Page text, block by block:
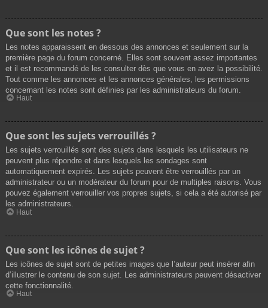
Que sont les notes ?
Les notes apparaissent en dessous des annonces et seulement sur la
première page du forum concerné. Elles sont souvent assez importantes
et il est recommandé de les consulter dès que vous en avez la possibilité.
Tout comme les annonces et les annonces générales, les permissions
concernant les notes sont définies par les administrateurs du forum.
Haut
Que sont les sujets verrouillés ?
Les sujets verrouillés sont des sujets dans lesquels les utilisateurs ne
peuvent plus répondre et dans lesquels les sondages sont
automatiquement expirés. Les sujets peuvent être verrouillés par un
administrateur ou un modérateur du forum pour de multiples raisons. Vous
pouvez également verrouiller vos propres sujets, si cela a été autorisé par
les administrateurs.
Haut
Que sont les icônes de sujet ?
Les icônes de sujet sont de petites images que l’auteur peut insérer afin
d’illustrer le contenu de son sujet. Les administrateurs peuvent désactiver
cette fonctionnalité.
Haut